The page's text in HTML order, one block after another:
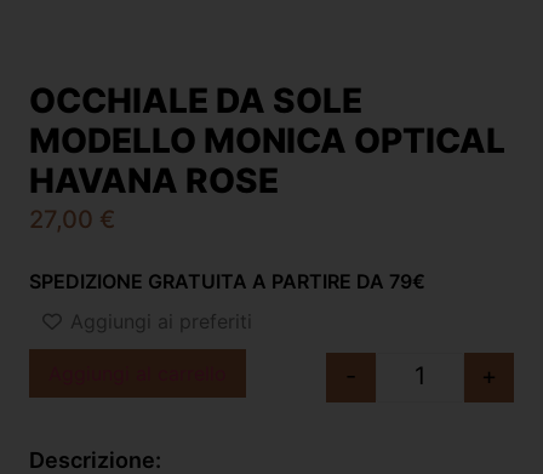
OCCHIALE DA SOLE
MODELLO MONICA OPTICAL
HAVANA ROSE
27,00 €
SPEDIZIONE GRATUITA A PARTIRE DA 79€
Aggiungi ai preferiti
- +
Descrizione: